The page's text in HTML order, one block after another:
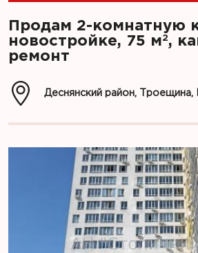
Продам 2-комнатную
новостройке, 75 м2,
ремонт
Деснянский район, Троещина,